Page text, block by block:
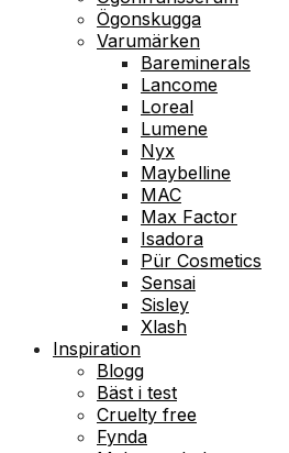
Ögonskugga
Varumärken
Bareminerals
Lancome
Loreal
Lumene
Nyx
Maybelline
MAC
Max Factor
Isadora
Pür Cosmetics
Sensai
Sisley
Xlash
Inspiration
Blogg
Bäst i test
Cruelty free
Fynda